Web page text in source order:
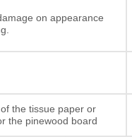
on appearance
the tissue paper or
the pinewood board